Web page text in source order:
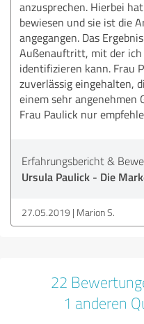
anzusprechen. Hierbei
bewiesen und sie ist die
angegangen. Das
Außenauftritt, mit der
identifizieren kann. Frau
zuverlässig eingehalten,
einem sehr angenehmen
Frau Paulick nur
Erfahrungsbericht &
Ursula Paulick - Die
27.05.2019 Marion S.
22
1 anderen